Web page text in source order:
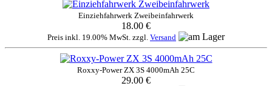
Einziehfahrwerk Zweibeinfahrwerk
18.00 €
Preis inkl. 19.00% MwSt. zzgl. Versand
Roxxy-Power ZX 3S 4000mAh 25C
29.00 €